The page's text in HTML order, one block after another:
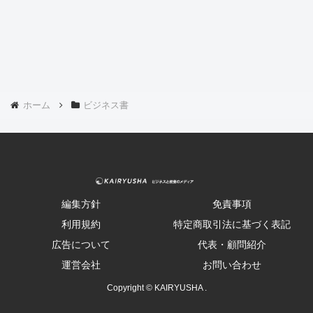
ホーム ビジネス書
編集方針
免責事項
利用規約
特定商取引法に基づく表記
広告について
代表・顧問紹介
運営会社
お問い合わせ
Copyright © KAIRYUSHA .